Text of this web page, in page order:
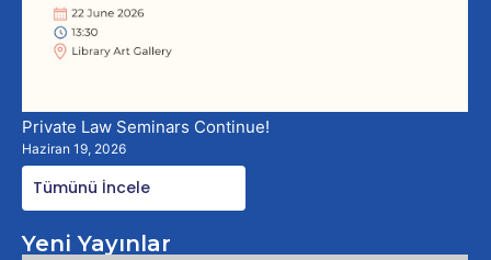
Private Law Seminars Continue!
Haziran 19, 2026
Tümünü İncele
Yeni Yayınlar